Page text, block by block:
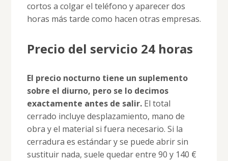
cortos a colgar el teléfono y aparecer dos
horas más tarde como hacen otras empresas.
Precio del servicio 24 horas
El precio nocturno tiene un suplemento
sobre el diurno, pero se lo decimos
exactamente antes de salir.El total
cerrado incluye desplazamiento, mano de
obra y el material si fuera necesario. Si la
cerradura es estándar y se puede abrir sin
sustituir nada, suele quedar entre 90 y 140 €